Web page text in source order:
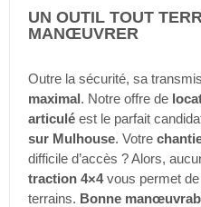
UN OUTIL TOUT
MANŒUVRER
Outre la sécurité, sa
maximal. Notre offre de
articulé est le parfait
sur Mulhouse. Votre
difficile d’accès ? Alors,
traction 4×4vous permet
terrains. Bonne